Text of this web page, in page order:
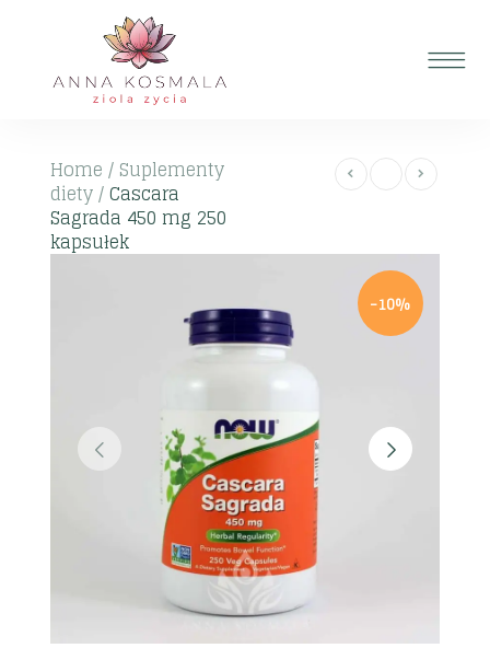
Home / Suplementy
diety/Cascara
Sagrada 450 mg 250
kapsułek
-10%